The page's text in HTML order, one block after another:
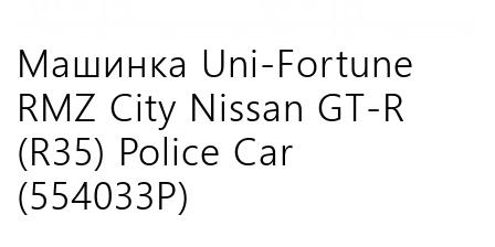
Машинка Uni-Fortune
RMZ City Nissan GT-R
(R35) Police Car
(554033P)